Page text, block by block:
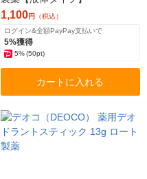
1,100円 （税込）
ログイン&全額PayPay支払いで
5%獲得
5% (50pt)
カートに入れる